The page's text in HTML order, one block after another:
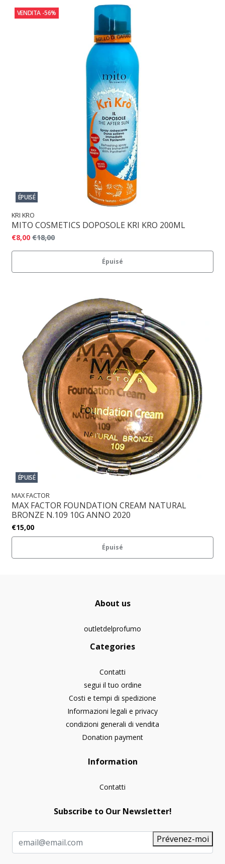
VENDITA -56%
ÉPUISÉ
KRI KRO
MITO COSMETICS DOPOSOLE KRI KRO 200ML
€8,00 €18,00
Épuisé
ÉPUISÉ
MAX FACTOR
MAX FACTOR FOUNDATION CREAM NATURAL
BRONZE N.109 10G ANNO 2020
€15,00
Épuisé
About us
outletdelprofumo
Categories
Contatti
segui il tuo ordine
Costi e tempi di spedizione
Informazioni legali e privacy
condizioni generali di vendita
Donation payment
Information
Contatti
Subscribe to Our Newsletter!
Prévenez-moi